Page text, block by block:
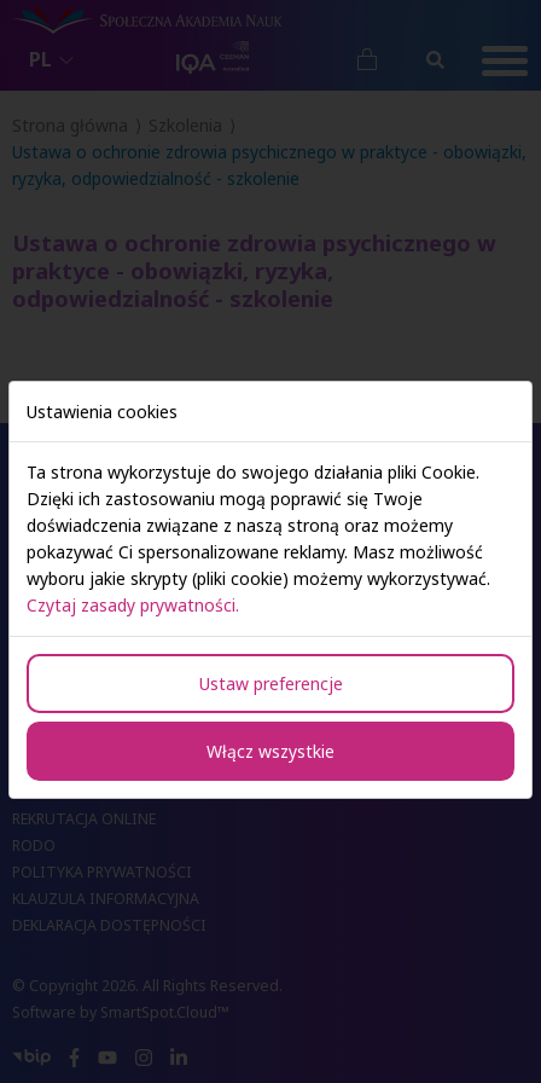
PL
Strona główna
Szkolenia
Ustawa o ochronie zdrowia psychicznego w praktyce - obowiązki,
ryzyka, odpowiedzialność - szkolenie
Ustawa o ochronie zdrowia psychicznego w
praktyce - obowiązki, ryzyka,
odpowiedzialność - szkolenie
Oferta studiów
Ośrodki SAN
KONTAKT DO OŚRODKÓW
KONTAKT DO BIUR I UCZELNI
REKRUTACJA ONLINE
RODO
POLITYKA PRYWATNOŚCI
KLAUZULA INFORMACYJNA
DEKLARACJA DOSTĘPNOŚCI
© Copyright 2026. All Rights Reserved.
Software by SmartSpot.Cloud™
Ustawienia cookies
Ta strona wykorzystuje do swojego działania pliki Cookie.
Dzięki ich zastosowaniu mogą poprawić się Twoje
doświadczenia związane z naszą stroną oraz możemy
pokazywać Ci spersonalizowane reklamy. Masz możliwość
wyboru jakie skrypty (pliki cookie) możemy wykorzystywać.
Czytaj zasady prywatności.
Ustaw preferencje
Włącz wszystkie